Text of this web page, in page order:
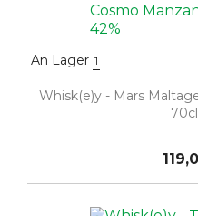
An Lager 1
Whisk(e)y - Mars